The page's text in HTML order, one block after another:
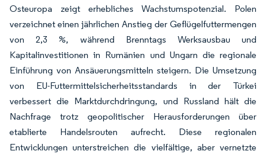
Osteuropa zeigt erhebliches Wachstumspotenzial. Polen
verzeichnet einen jährlichen Anstieg der Geflügelfuttermengen
von 2,3 %, während Brenntags Werksausbau und
Kapitalinvestitionen in Rumänien und Ungarn die regionale
Einführung von Ansäuerungsmitteln steigern. Die Umsetzung
von EU-Futtermittelsicherheitsstandards in der Türkei
verbessert die Marktdurchdringung, und Russland hält die
Nachfrage trotz geopolitischer Herausforderungen über
etablierte Handelsrouten aufrecht. Diese regionalen
Entwicklungen unterstreichen die vielfältige, aber vernetzte